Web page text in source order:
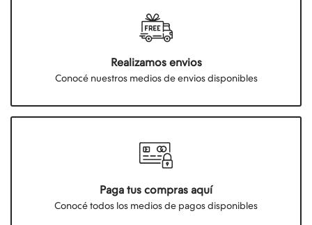
Realizamos envios
Conocé nuestros medios de envios disponibles
Paga tus compras aquí
Conocé todos los medios de pagos disponibles